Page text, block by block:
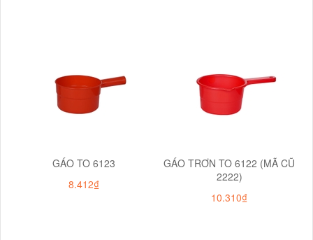
GÁO TO 6123
8.412₫
GÁO TRƠN TO 6122 (MÃ CŨ
2222)
10.310₫